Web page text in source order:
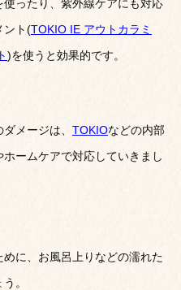
ったり、紫外線ケアにも対応
ント(TOKIO IE アウトカラミ
)を使うと効果的です。
メージは、 TOKIOなどの内部
ームケアで対応していきまし
に、お風呂上りなどの濡れた
。